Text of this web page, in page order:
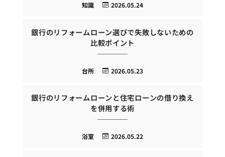
2026.05.24
知識
銀行のリフォームローン選びで失敗しないための
比較ポイント
2026.05.23
台所
銀行のリフォームローンと住宅ローンの借り換え
を併用する術
2026.05.22
浴室